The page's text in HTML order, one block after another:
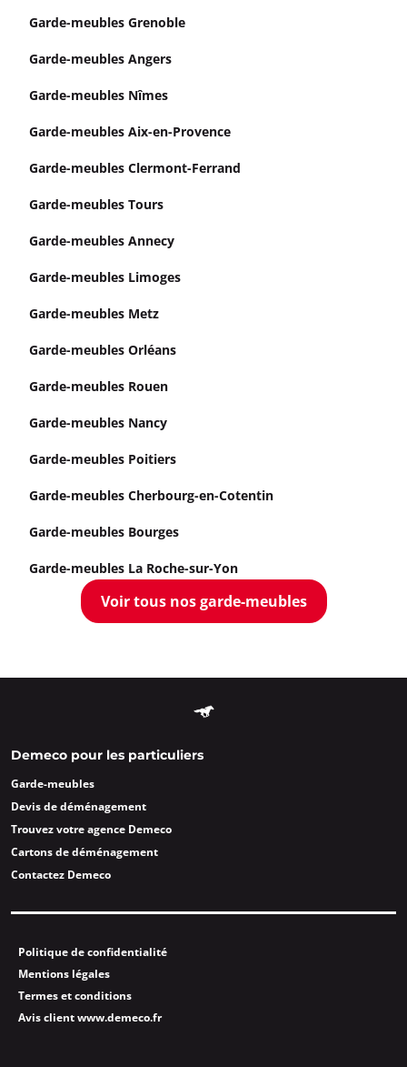
Garde-meubles Grenoble
Garde-meubles Angers
Garde-meubles Nîmes
Garde-meubles Aix-en-Provence
Garde-meubles Clermont-Ferrand
Garde-meubles Tours
Garde-meubles Annecy
Garde-meubles Limoges
Garde-meubles Metz
Garde-meubles Orléans
Garde-meubles Rouen
Garde-meubles Nancy
Garde-meubles Poitiers
Garde-meubles Cherbourg-en-Cotentin
Garde-meubles Bourges
Garde-meubles La Roche-sur-Yon
Voir tous nos garde-meubles
Demeco pour les particuliers
Garde-meubles
Devis de déménagement
Trouvez votre agence Demeco
Cartons de déménagement
Contactez Demeco
Politique de confidentialité
Mentions légales
Termes et conditions
Avis client www.demeco.fr